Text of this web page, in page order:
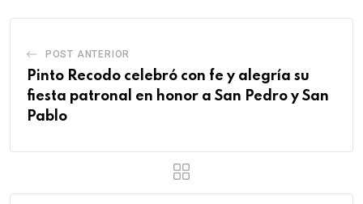
POST ANTERIOR
Pinto Recodo celebró con fe y alegría su
fiesta patronal en honor a San Pedro y San
Pablo